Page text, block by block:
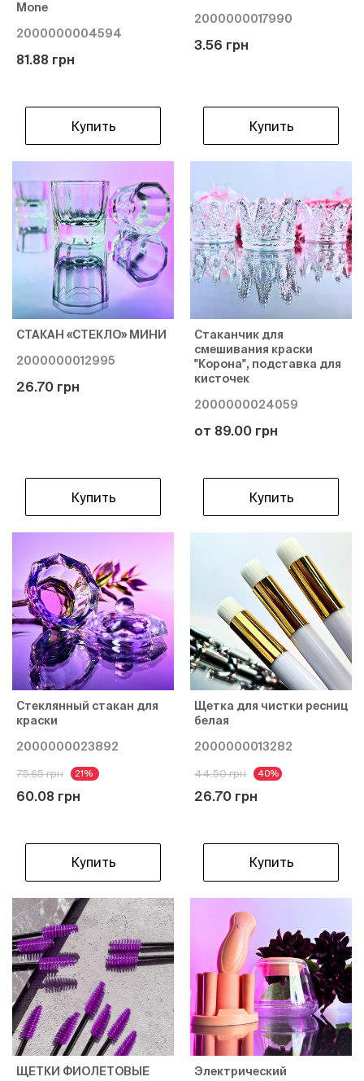
Mone
2000000004594
81.88 грн
Купить
2000000017990
3.56 грн
Купить
СТАКАН «СТЕКЛО» МИНИ
2000000012995
26.70 грн
Купить
Стаканчик для
смешивания краски
"Корона", подставка для
кисточек
2000000024059
от 89.00 грн
Купить
Стеклянный стакан для
краски
2000000023892
75.65 грн 21%
60.08 грн
Купить
Щетка для чистки ресниц
белая
2000000013282
44.50 грн 40%
26.70 грн
Купить
ЩЕТКИ ФИОЛЕТОВЫЕ
Электрический